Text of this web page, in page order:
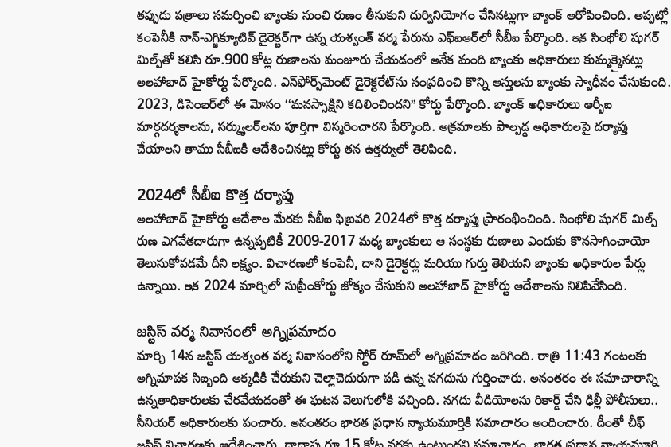
తప్పుడు పత్రాలు సమర్పించి బ్యాంకు నుంచి రుణం తీసుకుని దుర్వినియోగం చేసినట్లుగా బ్యాంక్ ఆరోపించింది. అప్పట్లో
కంపెనీకి నాన్-ఎగ్జిక్యూటివ్ డైరెక్టర్‌గా ఉన్న యశ్వంత్ వర్మ పేరును ఎఫ్‌ఐఆర్‌లో సీబీఐ పేర్కొంది. ఇక సింభోలి షుగర్
మిల్స్‌తో కలిసి రూ.900 కోట్ల రుణాలను మంజూరు చేయడంలో అనేక మంది బ్యాంకు అధికారులు కుమ్మక్కైనట్లు
అలహాబాద్ హైకోర్టు పేర్కొంది. ఎన్‌ఫోర్స్‌మెంట్ డైరెక్టరేట్‌ను సంప్రదించి కొన్ని ఆస్తులను బ్యాంకు స్వాధీనం చేసుకుంది.
2023, డిసెంబర్‌లో ఈ మోసం ‘‘మనస్సాక్షిని కదిలించిందని’’ కోర్టు పేర్కొంది. బ్యాంక్ అధికారులు ఆర్బీఐ
మార్గదర్శకాలను, సర్క్యులర్‌లను పూర్తిగా విస్మరించారని పేర్కొంది. అక్రమాలకు పాల్పడ్డ అధికారులపై దర్యాప్తు
చేయాలని తాము సీబీఐకి ఆదేశించినట్లు కోర్టు తన ఉత్తర్వులో తెలిపింది.
2024లో సీబీఐ కొత్త దర్యాప్తు
అలహాబాద్ హైకోర్టు ఆదేశాల మేరకు సీబీఐ ఫిబ్రవరి 2024లో కొత్త దర్యాప్తు ప్రారంభించింది. సింభోలి షుగర్ మిల్స్
రుణ ఎగవేతదారుగా ఉన్నప్పటికీ 2009-2017 మధ్య బ్యాంకులు ఆ సంస్థకు రుణాలు ఎందుకు కొనసాగించాయో
తెలుసుకోవడమే దీని లక్ష్యం. విచారణలో కంపెనీ, దాని డైరెక్టర్లు మరియు గుర్తు తెలియని బ్యాంకు అధికారుల పేర్లు
ఉన్నాయి. ఇక 2024 మార్చిలో సుప్రీంకోర్టు జోక్యం చేసుకుని అలహాబాద్ హైకోర్టు ఆదేశాలను నిలిపివేసింది.
జస్టిస్ వర్మ నివాసంలో అగ్నిప్రమాదం
మార్చి 14న జస్టిస్ యశ్వంత వర్మ నివాసంలోని స్టోర్ రూమ్‌లో అగ్నిప్రమాదం జరిగింది. రాత్రి 11:43 గంటలకు
అగ్నిమాపక సిబ్బంది అక్కడికి చేరుకుని చెల్లాచెదురుగా పడి ఉన్న నగదును గుర్తించారు. అనంతరం ఈ సమాచారాన్ని
ఉన్నతాధికారులకు చేరవేయడంతో ఈ ఘటన వెలుగులోకి వచ్చింది. నగదు వీడియోలను రికార్డ్ చేసి ఢిల్లీ పోలీసులు..
సీనియర్ అధికారులకు పంచారు. అనంతరం భారత ప్రధాన న్యాయమూర్తికి సమాచారం అందించారు. దీంతో చీఫ్